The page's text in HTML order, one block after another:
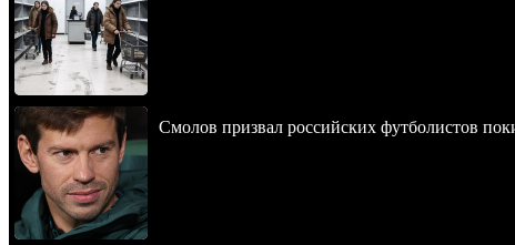
Смолов призвал российских футболистов